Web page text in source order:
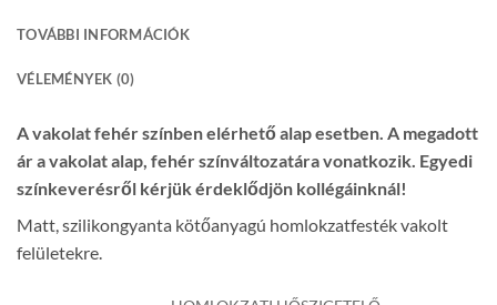
TOVÁBBI INFORMÁCIÓK
VÉLEMÉNYEK (0)
A vakolat fehér színben elérhető alap esetben. A megadott
ár a vakolat alap, fehér színváltozatára vonatkozik. Egyedi
színkeverésről kérjük érdeklődjön kollégáinknál!
Matt, szilikongyanta kötőanyagú homlokzatfesték vakolt
felületekre.